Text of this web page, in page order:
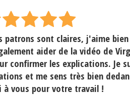
patrons sont claires, j'aime
aider de la vidéo de
confirmer les explications. Je
et me sens très bien
à vous pour votre travail !